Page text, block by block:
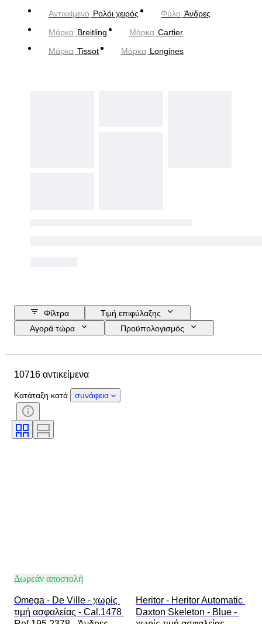
Αντικείμενο Ρολόι χειρός Φύλο Άνδρες
Μάρκα Breitling Μάρκα Cartier
Μάρκα Tissot Μάρκα Longines
Φίλτρα
Τιμή επιφύλαξης
Αγορά τώρα
Προϋπολογισμός
Λουράκι ρολογιού - μήκος
Country of origin
Φύλο
Κατάσταση
Περίοδος
Θέμα
10716 αντικείμενα
Κατάταξη κατά συνάφεια
Δωρεάν αποστολή
Omega - De Ville - χωρίς
τιμή ασφαλείας - Cal.1478
Heritor - Heritor Automatic
Daxton Skeleton - Blue -